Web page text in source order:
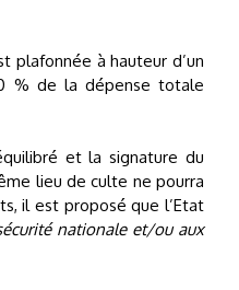
plafonnée à hauteur d’un
% de la dépense totale
et la signature du
lieu de culte ne pourra
il est proposé que l’Etat
nationale et/ou aux